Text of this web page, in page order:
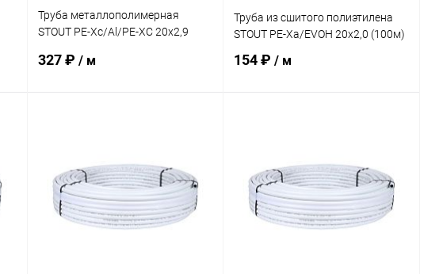
Труба металлополимерная
STOUT PE-Xc/Al/PE-XC 20х2,9
327 ₽ / м
Купить в 1 клик Сравнение
В избранное
заказ 3-5
дней
Труба из сшитого полиэтилена
STOUT PE-Xa/EVOH 20х2,0 (100м)
154 ₽/ м
Купить в 1 клик Сравнение
В избранное
заказ 3-5
дней